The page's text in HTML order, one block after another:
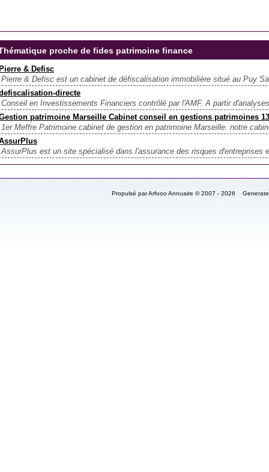
proche de fides patrimoine finance
& Defisc
Pierre & Defisc est un cabinet de défiscalisation immobilière situé au Puy
directe
Conseil en Investissements Financiers contrôlé par l'AMF. A partir
patrimoine Marseille Cabinet conseil en gestions patrimoines
1er Meffre Patrimoine cabinet de gestion en patrimoine Marseille. notre
AssurPlus est un site spécialisé dans l'assurance des risques d'entreprises
Propulsé par Arfooo Annuaire © 2007 - 2026